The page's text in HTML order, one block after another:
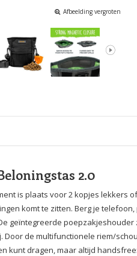
Afbeelding vergroten
2.0
is plaats voor 2 kopjes lekkers
komt te zitten. Berg je
geïntegreerde
Door de multifunctionele riem/
kunt dragen, maar altijd